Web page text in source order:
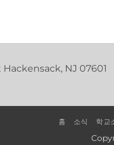
NJ 07601
홈 소식 학교